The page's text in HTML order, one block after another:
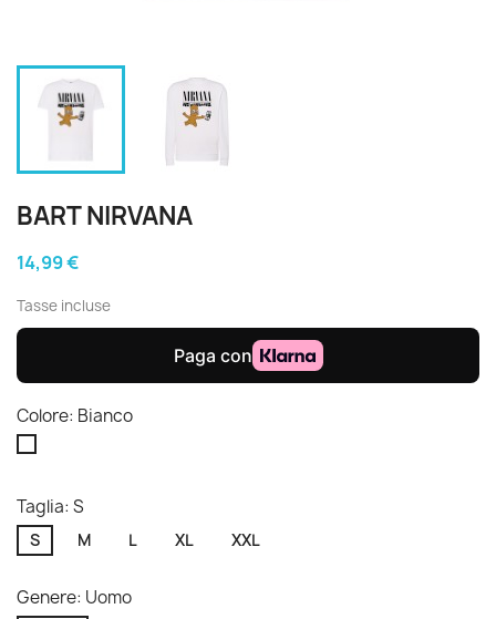
BART NIRVANA
14,99 €
Tasse incluse
Colore: Bianco
Taglia: S
S M L XL XXL
Genere: Uomo